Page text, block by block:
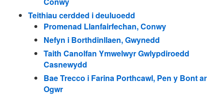
Teithiau cerdded i deuluoedd
Promenad Llanfairfechan, Conwy
Nefyn i Borthdinllaen, Gwynedd
Taith Canolfan Ymwelwyr Gwlypdiroedd
Casnewydd
Bae Trecco i Farina Porthcawl, Pen y Bont ar
Ogwr